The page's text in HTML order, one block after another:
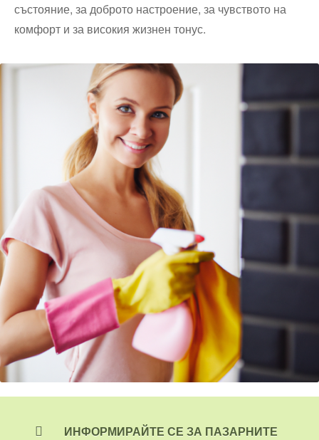
състояние, за доброто настроение, за чувството на
комфорт и за високия жизнен тонус.
ИНФОРМИРАЙТЕ СЕ ЗА ПАЗАРНИТЕ